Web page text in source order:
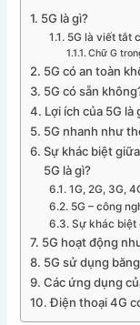
5G là gì?
5G là viết tắt
Chữ G
5G có an toàn
5G có sẵn
Lợi ích của 5G là
5G nhanh như
Sự khác biệt
5G là gì?
1G, 2G, 3G,
5G – công
Sự khác biệt
5G hoạt động
5G sử dụng
Các ứng dụng
Điện thoại 4G